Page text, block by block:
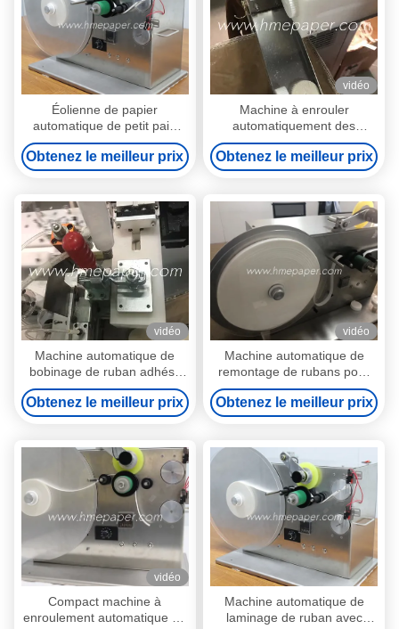
Éolienne de papier
automatique de petit pain
d'éolienne de bande
Obtenez le meilleur prix
vidéo
Machine à enrouler
automatiquement des
bandes de papier HME
110V/220V 50Hz
Obtenez le meilleur prix
vidéo
Machine automatique de
bobinage de ruban adhésif
100 kg Poids 220 V Voltage
22-60 mm Diamètre du
rouleau Nouveau produit
Obtenez le meilleur prix
vidéo
Machine automatique de
remontage de rubans pour
produits Largeur 20-150 mm
Longueur d'alimentation 55
mm
Obtenez le meilleur prix
vidéo
Compact machine à
enroulement automatique de
Machine automatique de
laminage de ruban avec